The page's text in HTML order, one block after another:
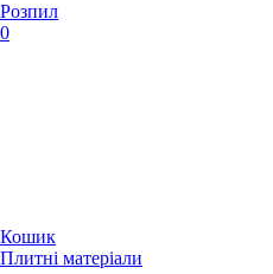
Розпил
0
Кошик
Плитні матеріали